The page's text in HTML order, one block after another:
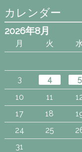
カレンダー
2026年8月
月 火
3
4 5
10
11
17
18
24
25
31